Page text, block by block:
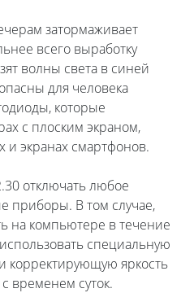
затормаживает
всего выработку
волны света в синей
для человека
которые
с плоским экраном,
экранах смартфонов.
отключать любое
приборы. В том случае,
на компьютере в течение
специальную
корректирующую яркость
временем суток.